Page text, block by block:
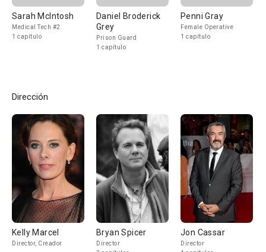
Sarah McIntosh
Medical Tech #2
1 capítulo
Daniel Broderick
Grey
Prison Guard
1 capítulo
Penni Gray
Female Operative
1 capítulo
Dirección
Kelly Marcel
Director, Creador
Bryan Spicer
Director
Jon Cassar
Director